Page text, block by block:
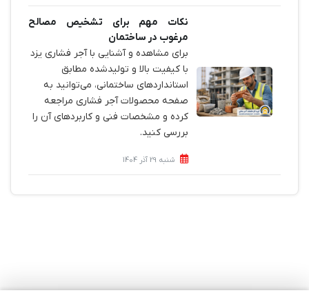
نکات مهم برای تشخیص مصالح
مرغوب در ساختمان
برای مشاهده و آشنایی با آجر فشاری یزد
با کیفیت بالا و تولیدشده مطابق
استانداردهای ساختمانی، می‌توانید به
صفحه محصولات آجر فشاری مراجعه
کرده و مشخصات فنی و کاربردهای آن را
بررسی کنید.
شنبه 29 آذر 1404